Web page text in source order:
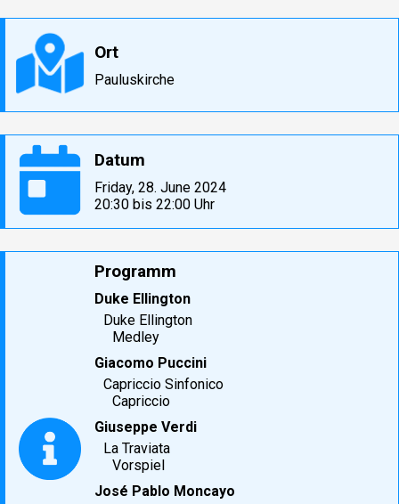
Ort
Pauluskirche
Datum
Friday, 28. June 2024
20:30 bis 22:00 Uhr
Programm
Duke Ellington
Duke Ellington
Medley
Giacomo Puccini
Capriccio Sinfonico
Capriccio
Giuseppe Verdi
La Traviata
Vorspiel
José Pablo Moncayo